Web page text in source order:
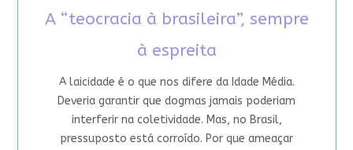
A “teocracia à brasileira”, sempre
à espreita
A laicidade é o que nos difere da Idade Média.
Deveria garantir que dogmas jamais poderiam
interferir na coletividade. Mas, no Brasil,
pressuposto está corroído. Por que ameaçar